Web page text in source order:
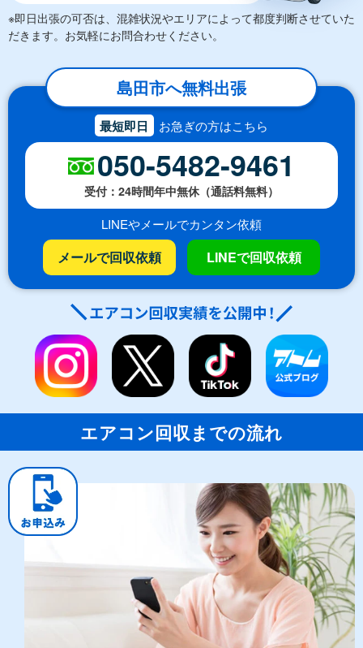
※即日出張の可否は、混雑状況やエリアによって都度判断させていた
だきます。お気軽にお問合わせください。
島田市へ無料出張
最短即日 お急ぎの方はこちら
050-5482-9461
受付：24時間年中無休（通話料無料）
LINEやメールでカンタン依頼
メールで回収依頼 LINEで回収依頼
エアコン回収までの流れ